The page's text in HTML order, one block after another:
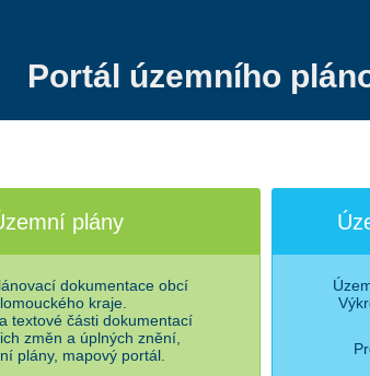
Portál územního
plány
dokumentace obcí
kraje.
textové části dokumentací
změn a úplných znění,
plány, mapový portál.